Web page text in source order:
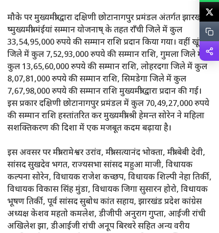
मौके पर मुख्यमंत्री द्वारा दक्षिणी छोटानागपुर प्रमंडल अंतर्गत झारखंड
ष्मुख्यमंत्री मंईयां सम्मान योजनाष् के तहत राँची जिले में कुल
33,54,95,000 रुपये की सम्मान राशि प्रदान किया गया। वहीं खूंटी
जिले में कुल 7,52,93,000 रुपये की सम्मान राशि, गुमला जिले में
कुल 13,65,60,000 रुपये की सम्मान राशि, लोहरदगा जिले में कुल
8,07,81,000 रुपये की सम्मान राशि, सिमडेगा जिले में कुल
7,67,98,000 रुपये की सम्मान राशि मुख्यमंत्री द्वारा प्रदान की गई।
इस प्रकार दक्षिणी छोटानागपुर प्रमंडल में कुल 70,49,27,000 रुपये
की सम्मान राशि हस्तांतरित कर मुख्यमंत्री श्री हेमन्त सोरेन ने महिला
सशक्तिकरण की दिशा में एक मजबूत कदम बढ़ाया है।
इस अवसर पर मंत्री रामेश्वर उरांव, मंत्री सत्यानंद भोक्ता, मंत्री बेबी देवी,
सांसद सुखदेव भगत, राज्यसभा सांसद महुआ माजी, विधायक
कल्पना सोरेन, विधायक राजेश कच्छप, विधायक शिल्पी नेहा तिर्की,
विधायक विकास सिंह मुंडा, विधायक जिगा सुसारन होरो, विधायक
भूषण तिर्की, पूर्व सांसद सुबोध कांत सहाय, झारखंड प्रदेश कांग्रेस
अध्यक्ष केशव महतो कमलेश, डीजीपी अनुराग गुप्ता, आईजी रांची
अखिलेश झा, डीआईजी रांची अनूप बिरथरे सहित अन्य वरीय